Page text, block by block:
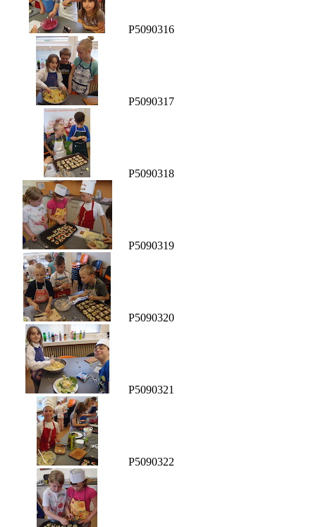
P5090316
P5090317
P5090318
P5090319
P5090320
P5090321
P5090322